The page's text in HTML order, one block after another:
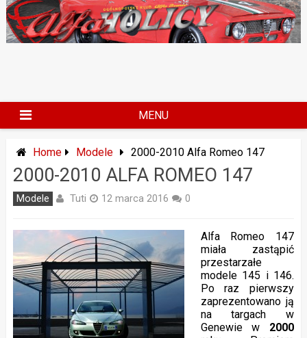
Skip
to
content
MENU
Home Modele 2000-2010 Alfa Romeo 147
2000-2010 ALFA ROMEO 147
Modele Tuti 12 marca 2016 0
Alfa Romeo 147
miała zastąpić
przestarzałe
modele 145 i 146.
Po raz pierwszy
zaprezentowano ją
na targach w
Genewie w 2000